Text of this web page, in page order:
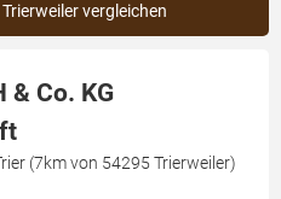
vergleichen
& Co. KG
(7km von 54295 Trierweiler)